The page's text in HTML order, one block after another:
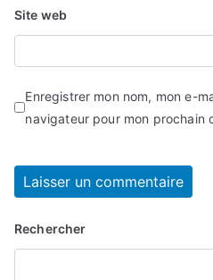
Site web
Enregistrer mon nom, mon e-
navigateur pour mon prochain
Rechercher